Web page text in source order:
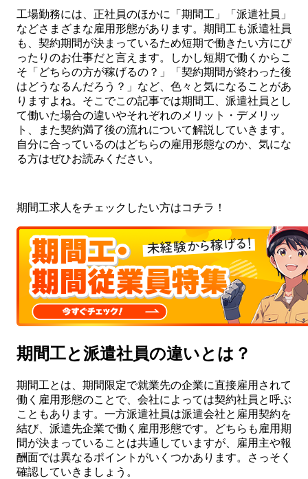
工場勤務には、正社員のほかに「期間工」「派遣社員」
などさまざまな雇用形態があります。期間工も派遣社員
も、契約期間が決まっているため短期で働きたい方にぴ
ったりのお仕事だと言えます。しかし短期で働くからこ
そ「どちらの方が稼げるの？」「契約期間が終わった後
はどうなるんだろう？」など、色々と気になることがあ
りますよね。そこでこの記事では期間工、派遣社員とし
て働いた場合の違いやそれぞれのメリット・デメリッ
ト、また契約満了後の流れについて解説していきます。
自分に合っているのはどちらの雇用形態なのか、気にな
る方はぜひお読みください。
期間工求人をチェックしたい方はコチラ！
期間工と派遣社員の違いとは？
期間工とは、期間限定で就業先の企業に直接雇用されて
働く雇用形態のことで、会社によっては契約社員と呼ぶ
こともあります。一方派遣社員は派遣会社と雇用契約を
結び、派遣先企業で働く雇用形態です。どちらも雇用期
間が決まっていることは共通していますが、雇用主や報
酬面では異なるポイントがいくつかあります。さっそく
確認していきましょう。